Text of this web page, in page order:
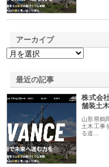
アーカイブ
最近の記事
株式会
舗装土
山形県鶴
土木工事
る道…